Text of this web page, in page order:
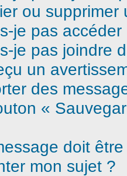
ou supprimer
je pas
je pas joindre
un
des
«
doit
mon sujet ?